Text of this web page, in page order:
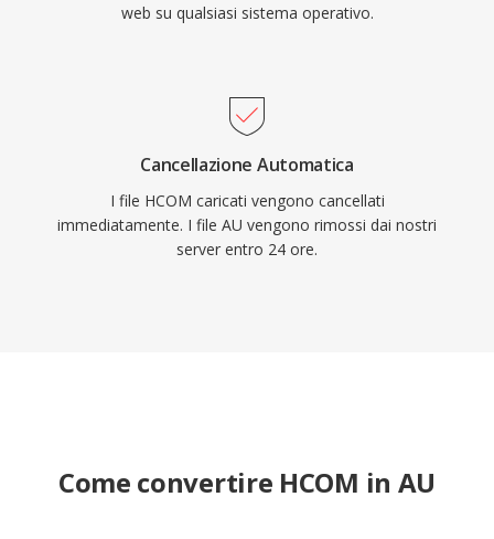
web su qualsiasi sistema operativo.
Cancellazione Automatica
I file HCOM caricati vengono cancellati
immediatamente. I file AU vengono rimossi dai nostri
server entro 24 ore.
Come convertire HCOM in AU